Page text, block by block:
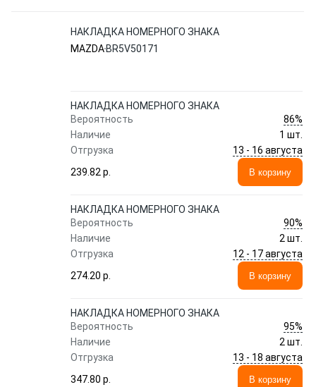
НАКЛАДКА НОМЕРНОГО ЗНАКА
MAZDA BR5V50171
НАКЛАДКА НОМЕРНОГО ЗНАКА
Вероятность
86%
Наличие
1 шт.
Отгрузка
13 - 16 августа
239.82 p.
В корзину
НАКЛАДКА НОМЕРНОГО ЗНАКА
Вероятность
90%
Наличие
2 шт.
Отгрузка
12 - 17 августа
274.20 p.
В корзину
НАКЛАДКА НОМЕРНОГО ЗНАКА
Вероятность
95%
Наличие
2 шт.
Отгрузка
13 - 18 августа
347.80 p.
В корзину